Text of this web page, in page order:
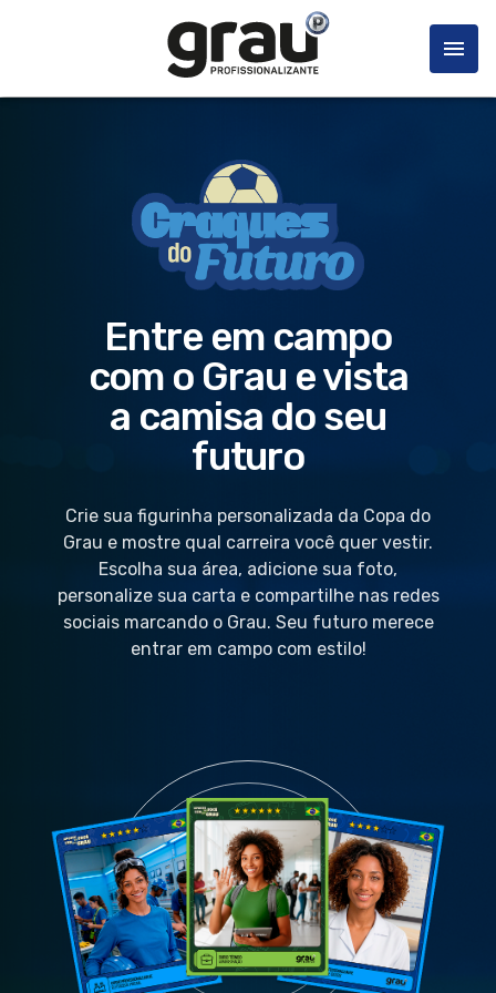
Entre em campo
com o Grau e vista
a camisa do seu
futuro
Crie sua figurinha personalizada da Copa do
Grau e mostre qual carreira você quer vestir.
Escolha sua área, adicione sua foto,
personalize sua carta e compartilhe nas redes
sociais marcando o Grau. Seu futuro merece
entrar em campo com estilo!